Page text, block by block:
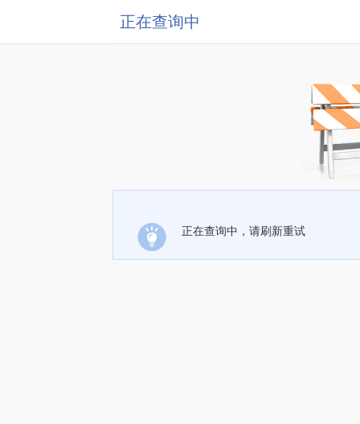
正在查询中
正在查询中，请刷新重试